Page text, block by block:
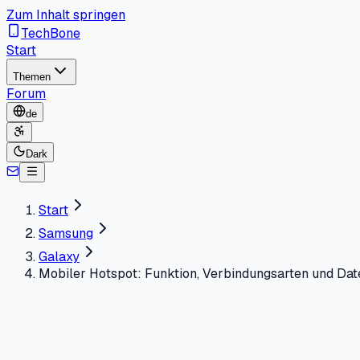
Zum Inhalt springen
TechBone
Start
Themen
Forum
de
Dark
Start
Samsung
Galaxy
Mobiler Hotspot: Funktion, Verbindungsarten und